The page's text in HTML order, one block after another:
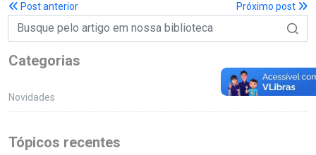
Post anterior Próximo post
Categorias
Novidades
Tópicos recentes